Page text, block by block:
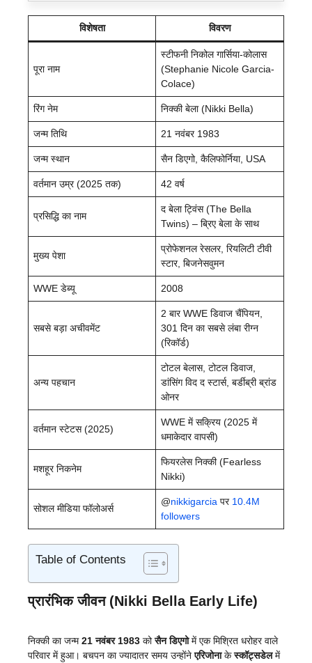
विशेषता विवरण
पूरा नाम
स्टीफनी निकोल गार्सिया-कोलास
(Stephanie Nicole Garcia-
Colace)
रिंग नेम निक्की बेला (Nikki Bella)
जन्म तिथि 21 नवंबर 1983
जन्म स्थान सैन डिएगो, कैलिफोर्निया, USA
वर्तमान उम्र (2025 तक) 42 वर्ष
प्रसिद्धि का नाम
द बेला ट्विंस (The Bella
Twins) – ब्रिए बेला के साथ
मुख्य पेशा
प्रोफेशनल रेसलर, रियलिटी टीवी
स्टार, बिजनेसवुमन
WWE डेब्यू 2008
सबसे बड़ा अचीवमेंट
2 बार WWE डिवाज चैंपियन,
301 दिन का सबसे लंबा रीग्न
(रिकॉर्ड)
अन्य पहचान
टोटल बेलास, टोटल डिवाज,
डांसिंग विद द स्टार्स, बर्डीब्री ब्रांड
ओनर
वर्तमान स्टेटस (2025)
WWE में सक्रिय (2025 में
धमाकेदार वापसी)
मशहूर निकनेम
फियरलेस निक्की (Fearless
Nikki)
सोशल मीडिया फॉलोअर्स
@nikkigarcia पर 10.4M
followers
Table of Contents
प्रारंभिक जीवन (Nikki Bella Early Life)
निक्की का जन्म21 नवंबर 1983 कोसैन डिएगोमें एक मिश्रित धरोहर वाले
परिवार में हुआ। बचपन का ज्यादातर समय उन्होंनेएरिजोनाकेस्कॉट्सडेलमें